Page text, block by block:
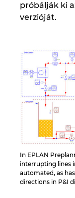
próbálják ki
verzióját.
In EPLAN
interrupting lines
automated, as
directions in P&I